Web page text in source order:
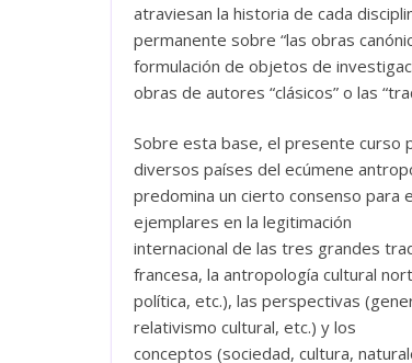
atraviesan la historia de cada
permanente sobre “las obras
formulación de objetos de
obras de autores “clásicos” o las
Sobre esta base, el presente curso
diversos países del ecúmene
predomina un cierto consenso para
ejemplares en la legitimación
internacional de las tres grandes
francesa, la antropología cultural
política, etc.), las perspectivas
relativismo cultural, etc.) y los
conceptos (sociedad, cultura,